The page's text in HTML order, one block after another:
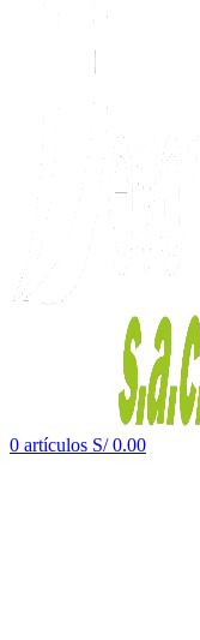
0 artículos S/0.00